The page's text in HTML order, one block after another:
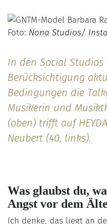
Foto: Nona Studios/
In den Social
Berücksichtigung
Bedingungen die
Musikerin und
(oben) trifft auf
Neubert (40, links).
Was glaubst du,
Angst vor dem
Ich denke, das liegt an